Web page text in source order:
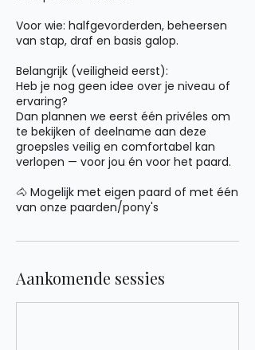
Voor wie: halfgevorderden, beheersen
van stap, draf en basis galop.
Belangrijk (veiligheid eerst):
Heb je nog geen idee over je niveau of
ervaring?
Dan plannen we eerst één privéles om
te bekijken of deelname aan deze
groepsles veilig en comfortabel kan
verlopen — voor jou én voor het paard.
🐴 Mogelijk met eigen paard of met één
van onze paarden/pony's
Aankomende sessies